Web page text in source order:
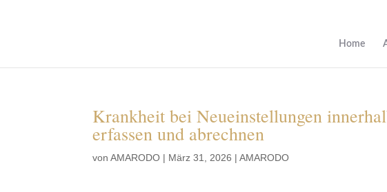
Home
Krankheit bei Neueinstellungen
erfassen und abrechnen
vonAMARODO | März 31, 2026 |AMARODO